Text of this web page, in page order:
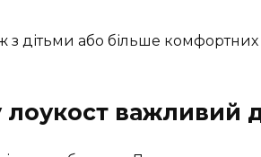
з дітьми або більше
важливий